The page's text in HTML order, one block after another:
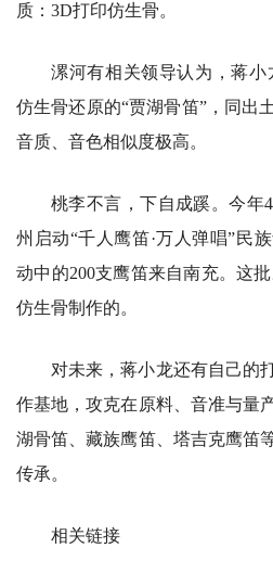
质：3D打印仿生骨。
漯河有相关领导认为，蒋
仿生骨还原的“贾湖骨笛”，同出
音质、音色相似度极高。
桃李不言，下自成蹊。今年
州启动“千人鹰笛·万人弹唱”民
动中的200支鹰笛来自南充。这
仿生骨制作的。
对未来，蒋小龙还有自己的
作基地，攻克在原料、音准与量
湖骨笛、藏族鹰笛、塔吉克鹰笛
传承。
相关链接